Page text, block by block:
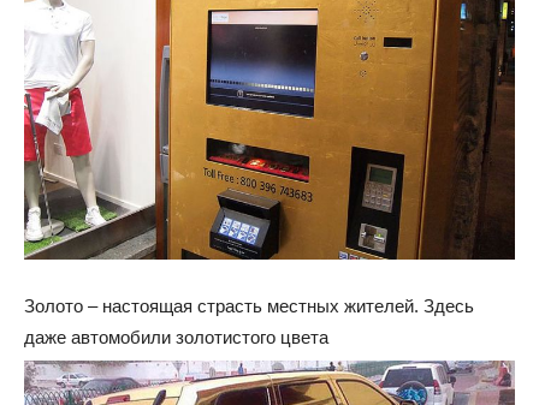
Золото – настоящая страсть местных жителей. Здесь
даже автомобили золотистого цвета